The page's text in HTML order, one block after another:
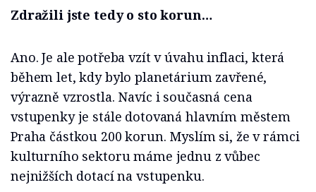
Zdražili jste tedy o sto korun…
Ano. Je ale potřeba vzít v úvahu inflaci, která
během let, kdy bylo planetárium zavřené,
výrazně vzrostla. Navíc i současná cena
vstupenky je stále dotovaná hlavním městem
Praha částkou 200 korun. Myslím si, že v rámci
kulturního sektoru máme jednu z vůbec
nejnižších dotací na vstupenku.